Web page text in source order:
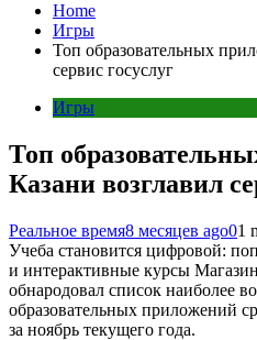
Home
Игры
Топ образовательных
сервис госуслуг
Игры
Топ
Казани возглавил
Реальное время8 месяцев ago01
Учеба становится цифровой:
и интерактивные курсы
обнародовал список наиболее
образовательных приложений
за ноябрь текущего года.